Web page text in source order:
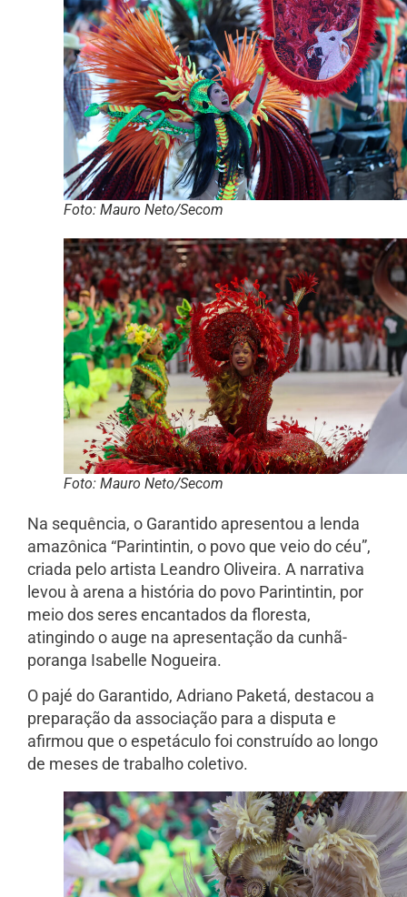
Foto: Mauro Neto/Secom
Foto: Mauro Neto/Secom
Na sequência, o Garantido apresentou a lenda
amazônica “Parintintin, o povo que veio do céu”,
criada pelo artista Leandro Oliveira. A narrativa
levou à arena a história do povo Parintintin, por
meio dos seres encantados da floresta,
atingindo o auge na apresentação da cunhã-
poranga Isabelle Nogueira.
O pajé do Garantido, Adriano Paketá, destacou a
preparação da associação para a disputa e
afirmou que o espetáculo foi construído ao longo
de meses de trabalho coletivo.